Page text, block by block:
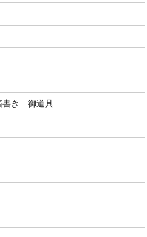
書き 御道具